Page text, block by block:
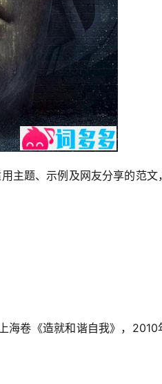
主题、示例及网友分享的范文
海卷《造就和谐自我》，2010